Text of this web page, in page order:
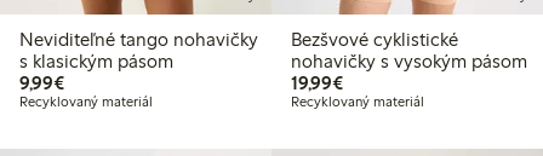
Neviditeľné tango nohavičky
s klasickým pásom
9,99€9,99 €
Recyklovaný materiál
Bezšvové cyklistické
nohavičky s vysokým pásom
19,99€19,99 €
Recyklovaný materiál